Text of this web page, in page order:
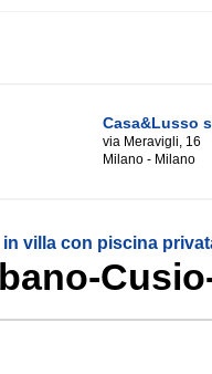
Casa&Lusso
via Meravigli, 16
Milano - Milano
villa con piscina